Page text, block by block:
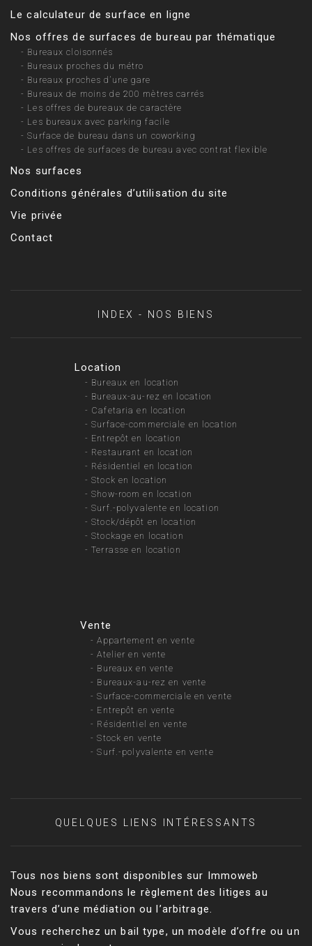
Le calculateur de surface en ligne
Nos offres de surfaces de bureau par thématique
- Bureaux cloisonnés
- Bureaux proches du métro
- Bureaux proches d’une gare
- Bureaux de moins de 200 mètres carrés
- Les offres de bureaux de caractère
- Les bureaux avec parking facile
-Surface de bureau dans un coworking
- Les offres de surfaces de bureau avec contrat flexible
Nos surfaces
Conditions générales d’utilisation du site
Vie privée
Contact
INDEX - NOS BIENS
Location
- Bureaux en location
- Bureaux-au-rez en location
- Cafetaria en location
-Surface-commerciale en location
- Entrepôt en location
- Restaurant en location
- Résidentiel en location
-Stock en location
-Show-room en location
-Surf.-polyvalente en location
-Stock/dépôt en location
-Stockage en location
-Terrasse en location
Vente
-Appartement en vente
-Atelier en vente
- Bureaux en vente
- Bureaux-au-rez en vente
-Surface-commerciale en vente
- Entrepôt en vente
- Résidentiel en vente
-Stock en vente
-Surf.-polyvalente en vente
QUELQUES LIENS INTÉRESSANTS
Tous nos biens sont disponibles sur Immoweb
Nous recommandons le règlement des litiges au
travers d’une médiation ou l’arbitrage.
Vous recherchez un bail type, un modèle d’offre ou un